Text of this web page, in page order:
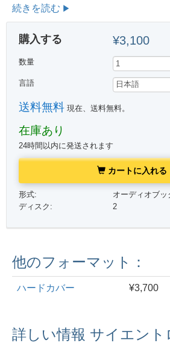
続きを読む
購入する ¥3,100
数量
言語
送料無料現在、送料無料。
在庫あり
24時間以内に発送されます
カートに入れる
形式:
オーディオブッ
ディスク:
2
他のフォーマット：
ハードカバー ¥3,700
詳しい情報 サイエント